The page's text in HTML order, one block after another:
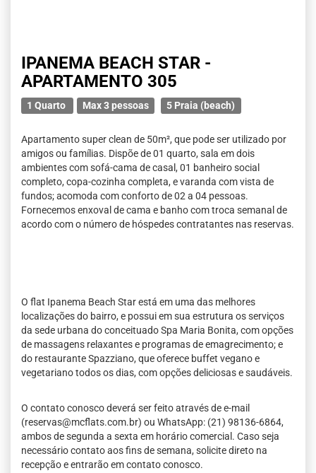
IPANEMA BEACH STAR -
APARTAMENTO 305
1 Quarto Max 3 pessoas 5 Praia (beach)
Apartamento super clean de 50m², que pode ser utilizado por
amigos ou famílias. Dispõe de 01 quarto, sala em dois
ambientes com sofá-cama de casal, 01 banheiro social
completo, copa-cozinha completa, e varanda com vista de
fundos; acomoda com conforto de 02 a 04 pessoas.
Fornecemos enxoval de cama e banho com troca semanal de
acordo com o número de hóspedes contratantes nas reservas.
O flat Ipanema Beach Star está em uma das melhores
localizações do bairro, e possui em sua estrutura os serviços
da sede urbana do conceituado Spa Maria Bonita, com opções
de massagens relaxantes e programas de emagrecimento; e
do restaurante Spazziano, que oferece buffet vegano e
vegetariano todos os dias, com opções deliciosas e saudáveis.
O contato conosco deverá ser feito através de e-mail
(reservas@mcflats.com.br) ou WhatsApp: (21) 98136-6864,
ambos de segunda a sexta em horário comercial. Caso seja
necessário contato aos fins de semana, solicite direto na
recepção e entrarão em contato conosco.